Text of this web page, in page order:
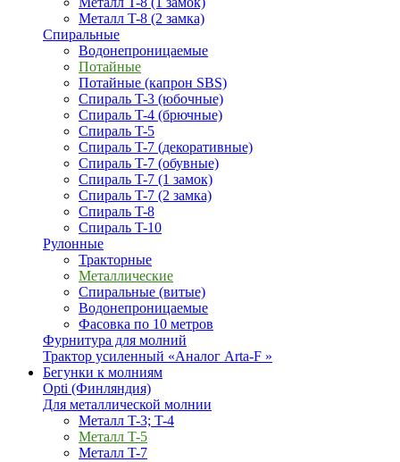
Металл T-8 (2 замка)
Спиральные
Водонепроницаемые
Потайные
Потайные (капрон SBS)
Спираль T-3 (юбочные)
Спираль T-4 (брючные)
Спираль T-5
Спираль T-7 (декоративные)
Спираль T-7 (обувные)
Спираль T-7 (1 замок)
Спираль T-7 (2 замка)
Спираль T-8
Спираль T-10
Рулонные
Тракторные
Металлические
Спиральные (витые)
Водонепроницаемые
Фасовка по 10 метров
Фурнитура для молний
Трактор усиленный «Аналог Arta-F »
Бегунки к молниям
Opti (Финляндия)
Для металлической молнии
Металл T-3; T-4
Металл T-5
Металл T-7